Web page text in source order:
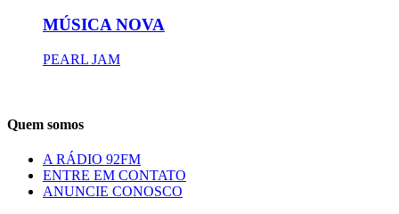
MÚSICA NOVA
PEARL JAM
Quem somos
A RÁDIO 92FM
ENTRE EM CONTATO
ANUNCIE CONOSCO